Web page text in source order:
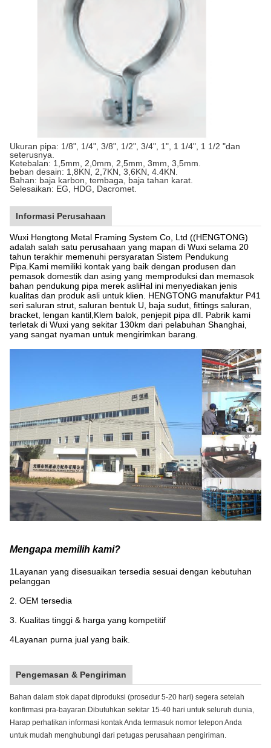
Ukuran pipa: 1/8", 1/4", 3/8", 1/2", 3/4", 1", 1 1/4", 1 1/2 "dan
seterusnya.
Ketebalan: 1,5mm, 2,0mm, 2,5mm, 3mm, 3,5mm.
beban desain: 1,8KN, 2,7KN, 3,6KN, 4.4KN.
Bahan: baja karbon, tembaga, baja tahan karat.
Selesaikan: EG, HDG, Dacromet.
Informasi Perusahaan
Wuxi Hengtong Metal Framing System Co, Ltd ((HENGTONG)
adalah salah satu perusahaan yang mapan di Wuxi selama 20
tahun terakhir memenuhi persyaratan Sistem Pendukung
Pipa.Kami memiliki kontak yang baik dengan produsen dan
pemasok domestik dan asing yang memproduksi dan memasok
bahan pendukung pipa merek asliHal ini menyediakan jenis
kualitas dan produk asli untuk klien. HENGTONG manufaktur P41
seri saluran strut, saluran bentuk U, baja sudut, fittings saluran,
bracket, lengan kantil,Klem balok, penjepit pipa dll. Pabrik kami
terletak di Wuxi yang sekitar 130km dari pelabuhan Shanghai,
yang sangat nyaman untuk mengirimkan barang.
Mengapa memilih kami?
1Layanan yang disesuaikan tersedia sesuai dengan kebutuhan
pelanggan
2. OEM tersedia
3. Kualitas tinggi & harga yang kompetitif
4Layanan purna jual yang baik.
Pengemasan & Pengiriman
Bahan dalam stok dapat diproduksi (prosedur 5-20 hari) segera setelah
konfirmasi pra-bayaran.Dibutuhkan sekitar 15-40 hari untuk seluruh dunia,
Harap perhatikan informasi kontak Anda termasuk nomor telepon Anda
untuk mudah menghubungi dari petugas perusahaan pengiriman.